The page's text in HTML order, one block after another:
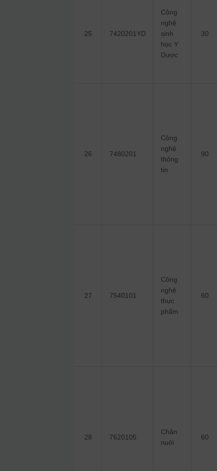
25 7420201YD
Công
nghệ
sinh
học Y
Dược
30
26 7480201
Công
nghệ
thông
tin
90
27 7540101
Công
nghệ
thực
phẩm
60
28 7620105
Chăn
nuôi
60